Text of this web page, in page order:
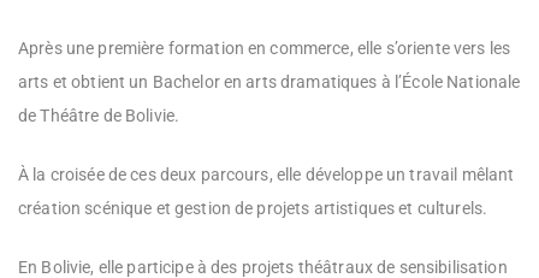
Après une première formation en commerce, elle s’oriente vers les
arts et obtient un Bachelor en arts dramatiques à l’École Nationale
de Théâtre de Bolivie.
À la croisée de ces deux parcours, elle développe un travail mêlant
création scénique et gestion de projets artistiques et culturels.
En Bolivie, elle participe à des projets théâtraux de sensibilisation